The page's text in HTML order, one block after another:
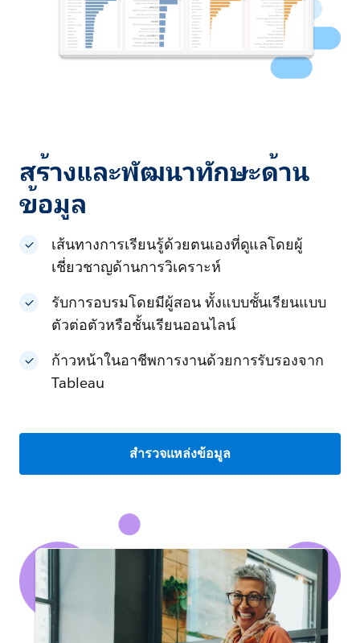
สร้างและพัฒนาทักษะด้าน
ข้อมูล
เส้นทางการเรียนรู้ด้วยตนเองที่ดูแลโดยผู้
เชี่ยวชาญด้านการวิเคราะห์
รับการอบรมโดยมีผู้สอน ทั้งแบบชั้นเรียนแบบ
ตัวต่อตัวหรือชั้นเรียนออนไลน์
ก้าวหน้าในอาชีพการงานด้วยการรับรองจาก
Tableau
สำรวจแหล่งข้อมูล